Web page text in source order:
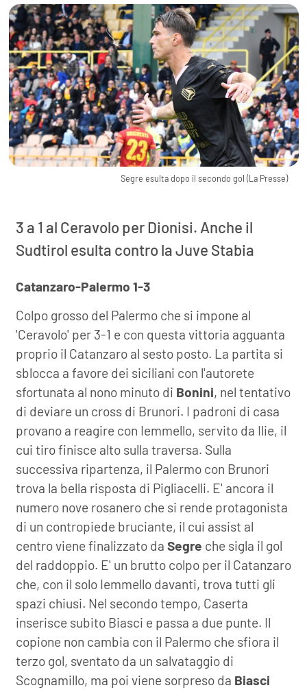
Segre esulta dopo il secondo gol (La Presse)
3 a 1 al Ceravolo per Dionisi. Anche il
Sudtirol esulta contro la Juve Stabia
Catanzaro-Palermo 1-3
Colpo grosso del Palermo che si impone al
'Ceravolo' per 3-1 e con questa vittoria agguanta
proprio il Catanzaro al sesto posto. La partita si
sblocca a favore dei siciliani con l'autorete
sfortunata al nono minuto di Bonini, nel tentativo
di deviare un cross di Brunori. I padroni di casa
provano a reagire con Iemmello, servito da Ilie, il
cui tiro finisce alto sulla traversa. Sulla
successiva ripartenza, il Palermo con Brunori
trova la bella risposta di Pigliacelli. E' ancora il
numero nove rosanero che si rende protagonista
di un contropiede bruciante, il cui assist al
centro viene finalizzato da Segre che sigla il gol
del raddoppio. E' un brutto colpo per il Catanzaro
che, con il solo Iemmello davanti, trova tutti gli
spazi chiusi. Nel secondo tempo, Caserta
inserisce subito Biasci e passa a due punte. Il
copione non cambia con il Palermo che sfiora il
terzo gol, sventato da un salvataggio di
Scognamillo, ma poi viene sorpreso da Biasci